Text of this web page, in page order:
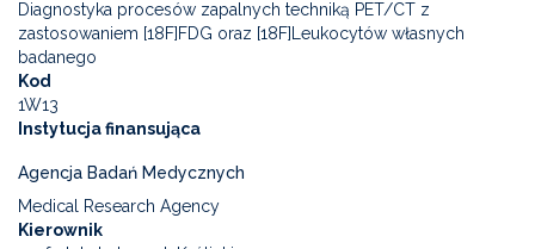
Diagnostyka procesów zapalnych techniką PET/CT z
zastosowaniem [18F]FDG oraz [18F]Leukocytów własnych
badanego
Kod
1W13
Instytucja finansująca
Agencja Badań Medycznych
Medical Research Agency
Kierownik